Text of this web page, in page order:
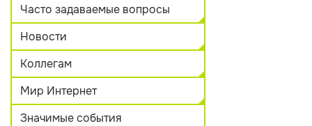
Часто задаваемые вопросы
Новости
Коллегам
Мир Интернет
Значимые события